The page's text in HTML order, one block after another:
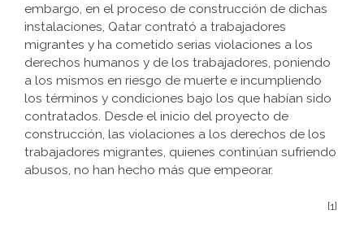
embargo, en el proceso de construcción de dichas
instalaciones, Qatar contrató a trabajadores
migrantes y ha cometido serias violaciones a los
derechos humanos y de los trabajadores, poniendo
a los mismos en riesgo de muerte e incumpliendo
los términos y condiciones bajo los que habían sido
contratados. Desde el inicio del proyecto de
construcción, las violaciones a los derechos de los
trabajadores migrantes, quienes continúan sufriendo
abusos, no han hecho más que empeorar.
[1]